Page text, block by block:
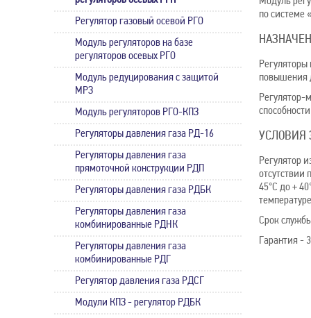
Регулятор газовый осевой РГО
Модуль регуляторов на базе
регуляторов осевых РГО
Модуль редуцирования с защитой
МРЗ
Модуль регуляторов РГО-КПЗ
Регуляторы давления газа РД-16
Регуляторы давления газа
прямоточной конструкции РДП
Регуляторы давления газа РДБК
Регуляторы давления газа
комбинированные РДНК
Регуляторы давления газа
комбинированные РДГ
Регулятор давления газа РДСГ
Модули КПЗ - регулятор РДБК
по системе
повышения
Регулятор-
УСЛОВИЯ
Регулятор
отсутствии
45°С до +
Срок
Гарантия -